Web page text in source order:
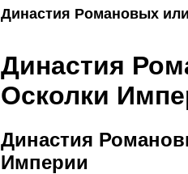
Династия Романовых
Династия
Осколки
Династия
Империи